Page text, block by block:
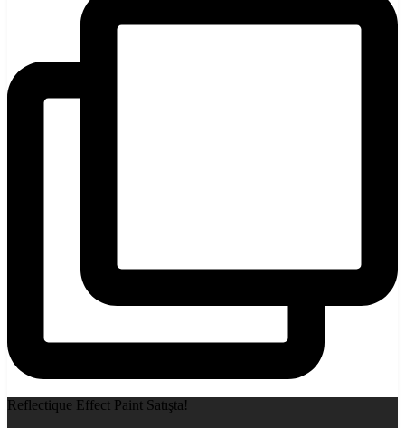
Reflectique Effect Paint Satışta!